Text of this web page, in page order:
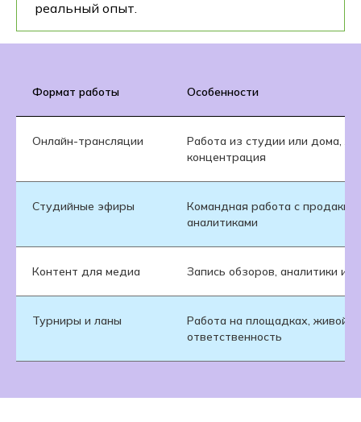
реальный опыт.
Формат работы Особенности
Онлайн-трансляции
Работа из студии или дома,
концентрация
Студийные эфиры
Командная работа с
аналитиками
Контент для медиа Запись обзоров, аналитики и
Турниры и ланы
Работа на площадках, живой
ответственность